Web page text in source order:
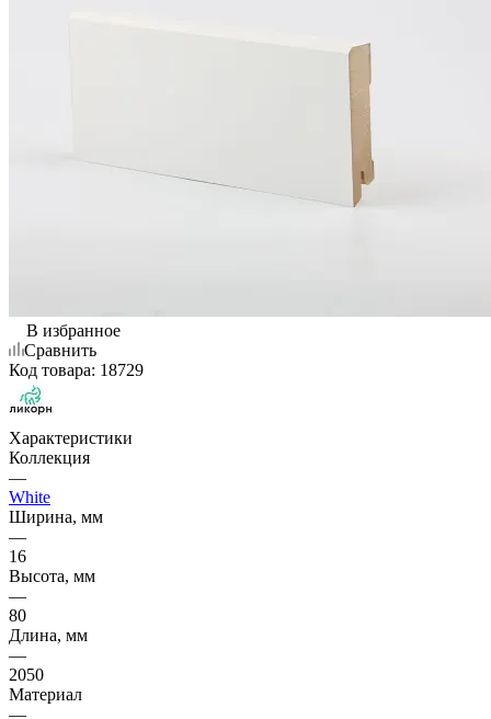
В избранное
Сравнить
Код товара: 18729
Характеристики
Коллекция
—
White
Ширина, мм
—
16
Высота, мм
—
80
Длина, мм
—
2050
Материал
—